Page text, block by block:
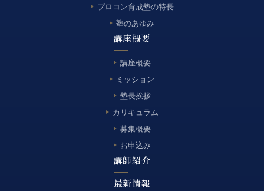
プロコン育成塾の特長
塾のあゆみ
講座概要
講座概要
ミッション
塾長挨拶
カリキュラム
募集概要
お申込み
講師紹介
最新情報